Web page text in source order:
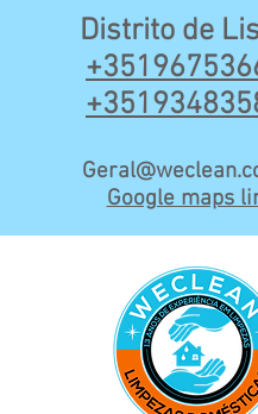
Distrito de
+3519675
Google maps